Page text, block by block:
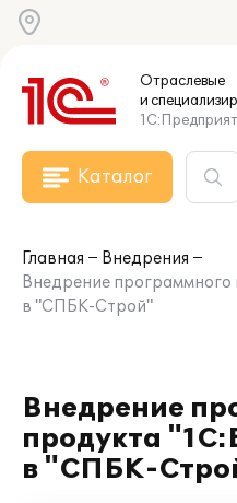
Отраслевые
и
Каталог
Главная
Внедрения
Внедрение программного
в "СПБК-Строй"
Внедрение
продукта
в "СПБК-